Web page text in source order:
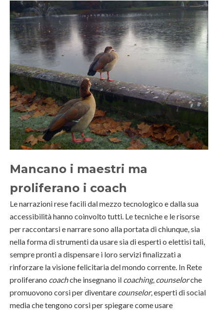
Mancano i maestri ma
proliferano i coach
Le narrazioni rese facili dal mezzo tecnologico e dalla sua
accessibilità hanno coinvolto tutti. Le tecniche e le risorse
per raccontarsi e narrare sono alla portata di chiunque, sia
nella forma di strumenti da usare sia di esperti o elettisi tali,
sempre pronti a dispensare i loro servizi finalizzati a
rinforzare la visione felicitaria del mondo corrente. In Rete
proliferano coachche insegnano il coaching, counselorche
promuovono corsi per diventare counselor, esperti di social
media che tengono corsi per spiegare come usare